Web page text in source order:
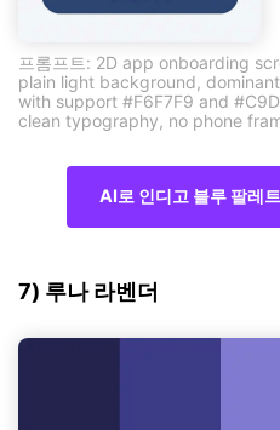
프롬프트: 2D app onboarding
plain light background,
with support #F6F7F9 and
clean typography, no phone
AI로 인디고 블루 팔레
7) 루나 라벤더